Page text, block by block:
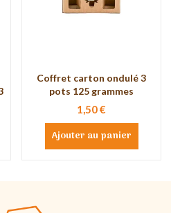
Coffret carton ondulé 3
pots 125 grammes
1,50 €
Ajouter au panier